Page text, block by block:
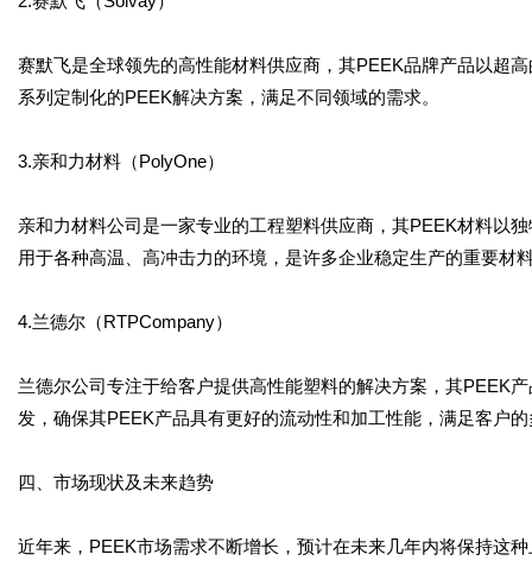
赛默飞是全球领先的高性能材料供应商，其PEEK品牌产品以超
系列定制化的PEEK解决方案，满足不同领域的需求。
3.亲和力材料（PolyOne）
亲和力材料公司是一家专业的工程塑料供应商，其PEEK材料以
用于各种高温、高冲击力的环境，是许多企业稳定生产的重要材
4.兰德尔（RTPCompany）
兰德尔公司专注于给客户提供高性能塑料的解决方案，其PEEK
发，确保其PEEK产品具有更好的流动性和加工性能，满足客户
四、市场现状及未来趋势
近年来，PEEK市场需求不断增长，预计在未来几年内将保持这